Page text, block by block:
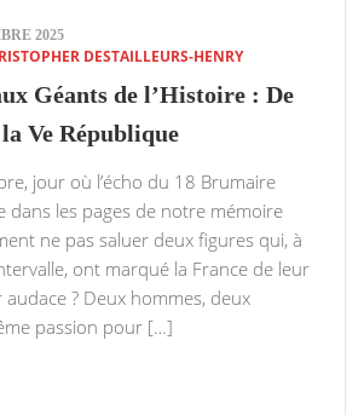
2025
DESTAILLEURS-HENRY
Géants de l’Histoire : De
Ve République
jour où l’écho du 18 Brumaire
dans les pages de notre mémoire
ne pas saluer deux figures qui, à
ont marqué la France de leur
? Deux hommes, deux
passion pour […]